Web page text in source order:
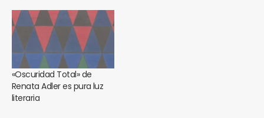
«Oscuridad Total» de
Renata Adler es pura luz
literaria